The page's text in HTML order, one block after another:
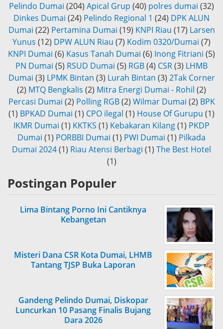
Pelindo Dumai (204) Apical Grup (40) polres dumai (32)
Dinkes Dumai (24) Pelindo Regional 1 (24) DPK ALUN
Dumai (22) Pertamina Dumai (19) KNPI Riau (17) Larsen
Yunus (12) DPW ALUN Riau (7) Kodim 0320/Dumai (7)
KNPI Dumai (6) Kasus Tanah Dumai (6) Inong Fitriani (5)
PN Dumai (5) RSUD Dumai (5) RGB(4) CSR(3) LHMB
Dumai (3) LPMK Bintan (3) Lurah Bintan (3) 2Tak Corner
(2) MTQ Bengkalis (2) Mitra Energi Dumai - Rohil (2)
Percasi Dumai (2) Polling RGB (2) Wilmar Dumai (2) BPK
(1) BPKAD Dumai (1) CPO ilegal (1) House Of Gurupu (1)
IKMR Dumai (1) KKTKS (1) Kebakaran Kilang(1) PKDP
Dumai (1) PORBBI Dumai (1) PWI Dumai (1) Pilkada
Dumai 2024(1) Riau Atensi Berbagi (1) The Best Hotel
(1)
Postingan Populer
Lima Bintang Porno Ini Cantiknya
Kebangetan
Misteri Dana CSR Kota Dumai, LHMB
Tantang TJSP Buka Laporan
Gandeng Pelindo Dumai, Diskopar
Luncurkan 10 Pasang Finalis Bujang
Dara 2026